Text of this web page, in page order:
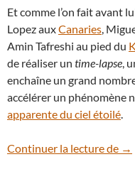
Et comme l’on fait avant
Lopez auxCanaries,
Amin Tafreshi au pied du
de réaliser un time-lapse,
enchaîne un grand
accélérer un phénomène
apparente du ciel étoilé.
Continuer la lecture de →